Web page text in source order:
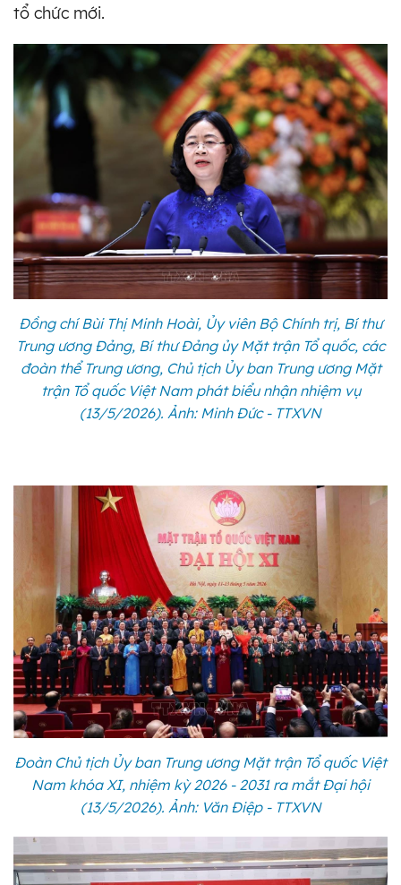
tổ chức mới.
Đồng chí Bùi Thị Minh Hoài, Ủy viên Bộ Chính trị, Bí thư
Trung ương Đảng, Bí thư Đảng ủy Mặt trận Tổ quốc, các
đoàn thể Trung ương, Chủ tịch Ủy ban Trung ương Mặt
trận Tổ quốc Việt Nam phát biểu nhận nhiệm vụ
(13/5/2026). Ảnh: Minh Đức - TTXVN
Đoàn Chủ tịch Ủy ban Trung ương Mặt trận Tổ quốc Việt
Nam khóa XI, nhiệm kỳ 2026 - 2031 ra mắt Đại hội
(13/5/2026). Ảnh: Văn Điệp - TTXVN